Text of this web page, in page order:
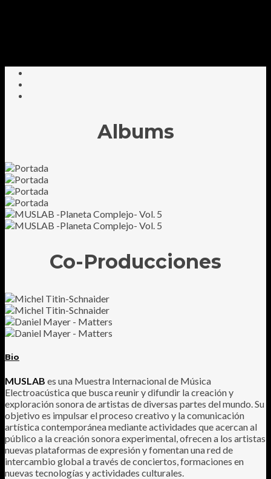
Albums
Co-Producciones
Bio
MUSLAB es una Muestra Internacional de Música
Electroacústica que busca reunir y difundir la creación y
exploración sonora de artistas de diversas partes del mundo. Su
objetivo es impulsar el proceso creativo y la comunicación
artística contemporánea mediante actividades que acercan al
público a la creación sonora experimental, ofrecen a los artistas
nuevas plataformas de expresión y fomentan una red de
intercambio global a través de conciertos, formaciones en
nuevas tecnologías y actividades culturales.